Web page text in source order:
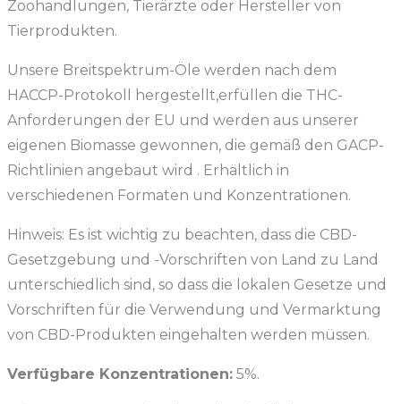
Zoohandlungen, Tierärzte oder Hersteller von
Tierprodukten.
Unsere Breitspektrum-Öle werden nach dem
HACCP-Protokoll hergestellt,erfüllen die THC-
Anforderungen der EU und werden aus unserer
eigenen Biomasse gewonnen, die gemäß den GACP-
Richtlinien angebaut wird . Erhältlich in
verschiedenen Formaten und Konzentrationen.
Hinweis: Es ist wichtig zu beachten, dass die CBD-
Gesetzgebung und -Vorschriften von Land zu Land
unterschiedlich sind, so dass die lokalen Gesetze und
Vorschriften für die Verwendung und Vermarktung
von CBD-Produkten eingehalten werden müssen.
Verfügbare Konzentrationen: 5%.